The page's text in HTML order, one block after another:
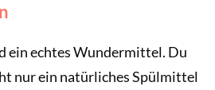
ein echtes Wundermittel. Du
nur ein natürliches Spülmittel